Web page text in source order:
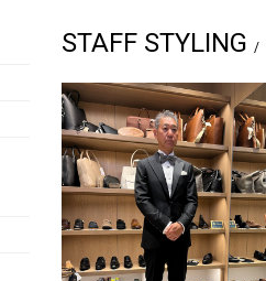
STAFF STYLING